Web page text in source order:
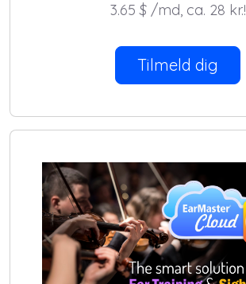
3.65$ /md, ca. 28 kr.!
Tilmeld dig